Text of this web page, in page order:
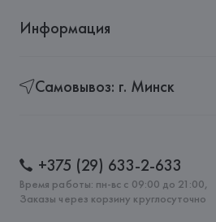
Информация
Самовывоз: г. Минск
+375 (29) 633-2-633
Время работы: пн-вс с 09:00 до 21:00,
Заказы через корзину круглосуточно